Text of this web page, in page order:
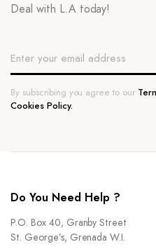
Deal with L.A today!
By subscribing you agree to our
Cookies Policy.
Do You Need Help ?
P.O. Box 40, Granby Street
St. George’s, Grenada W.I.